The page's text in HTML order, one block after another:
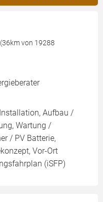
von 19288
Aufbau /
Wartung /
/ PV Batterie,
Vor-Ort
(iSFP)